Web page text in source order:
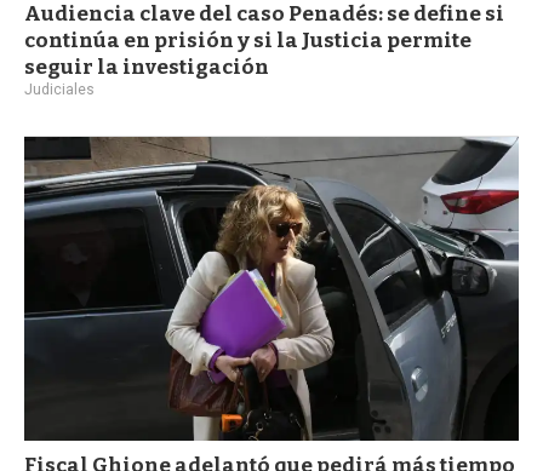
Audiencia clave del caso Penadés: se define si
continúa en prisión y si la Justicia permite
seguir la investigación
Judiciales